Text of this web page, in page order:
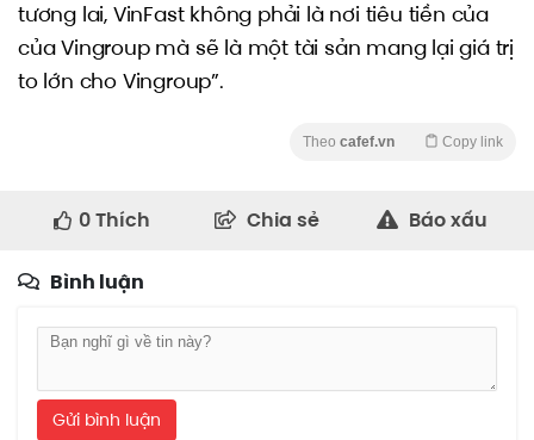
tương lai, VinFast không phải là nơi tiêu tiền của
của Vingroup mà sẽ là một tài sản mang lại giá trị
to lớn cho Vingroup”.
Theo cafef.vn Copy link
0Thích Chia sẻ Báo xấu
Bình luận
Gửi bình luận